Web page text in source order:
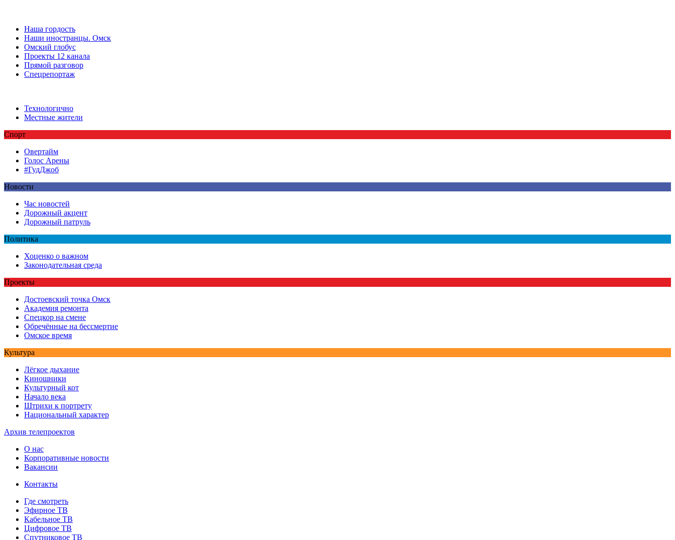
Наша гордость
Наши иностранцы. Омск
Омский глобус
Проекты 12 канала
Прямой разговор
Спецрепортаж
Технологично
Местные жители
Спорт
Овертайм
Голос Арены
#ГудДжоб
Новости
Час новостей
Дорожный акцент
Дорожный патруль
Политика
Хоценко о важном
Законодательная среда
Проекты
Достоевский точка Омск
Академия ремонта
Спецкор на смене
Обречённые на бессмертие
Омское время
Культура
Лёгкое дыхание
Киношники
Культурный кот
Начало века
Штрихи к портрету
Национальный характер
Архив телепроектов
О нас
Корпоративные новости
Вакансии
Контакты
Где смотреть
Эфирное ТВ
Кабельное ТВ
Цифровое ТВ
Спутниковое ТВ